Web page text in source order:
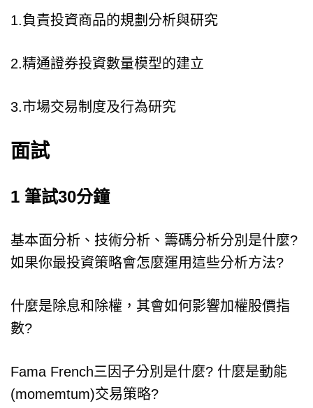
1.負責投資商品的規劃分析與研究
2.精通證券投資數量模型的建立
3.市場交易制度及行為研究
面試
1 筆試30分鐘
基本面分析、技術分析、籌碼分析分別是什麼?
如果你最投資策略會怎麼運用這些分析方法?
什麼是除息和除權，其會如何影響加權股價指
數?
Fama French三因子分別是什麼? 什麼是動能
(momemtum)交易策略?